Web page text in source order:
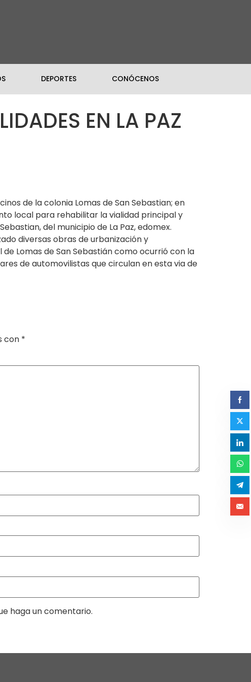
DEPORTES CONÓCENOS
EN LA PAZ
de la colonia Lomas de San Sebastian; en
local para rehabilitar la vialidad principal y
del municipio de La Paz, edomex.
diversas obras de urbanización y
Lomas de San Sebastián como ocurrió con la
de automovilistas que circulan en esta via de
con *
haga un comentario.